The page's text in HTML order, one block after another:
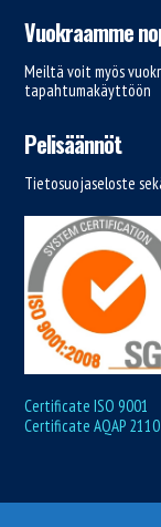
Vuokraamme
Meiltä voit myös
tapahtumakäyttöön
Pelisäännöt
Tietosuojaseloste
Certificate ISO 9001
Certificate AQAP 2110